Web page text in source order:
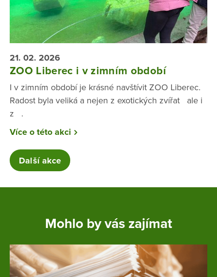
21. 02. 2026
ZOO Liberec i v zimním období
I v zimním období je krásné navštívit ZOO Liberec.
Radost byla veliká a nejen z exotických zvířat ale i
z .
Více o této akci
Další akce
Mohlo by vás zajímat